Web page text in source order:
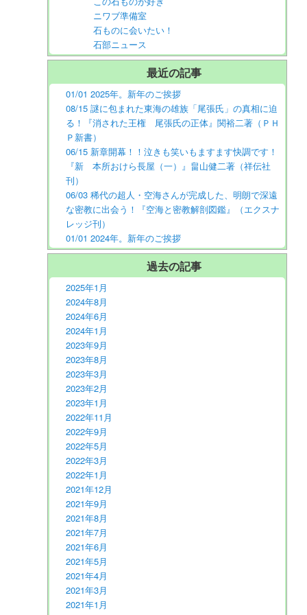
ニワブ準備室
石ものに会いたい！
石部ニュース
最近の記事
01/01 2025年。新年のご挨拶
08/15 謎に包まれた東海の雄族「尾張氏」の真相に迫
る！『消された王権 尾張氏の正体』関裕二著（ＰＨ
Ｐ新書）
06/15 新章開幕！！泣きも笑いもますます快調です！
『新 本所おけら長屋（一）』畠山健二著（祥伝社
刊）
06/03 稀代の超人・空海さんが完成した、明朗で深遠
な密教に出会う！『空海と密教解剖図鑑』（エクスナ
レッジ刊）
01/01 2024年。新年のご挨拶
過去の記事
2025年1月
2024年8月
2024年6月
2024年1月
2023年9月
2023年8月
2023年3月
2023年2月
2023年1月
2022年11月
2022年9月
2022年5月
2022年3月
2022年1月
2021年12月
2021年9月
2021年8月
2021年7月
2021年6月
2021年5月
2021年4月
2021年3月
2021年1月